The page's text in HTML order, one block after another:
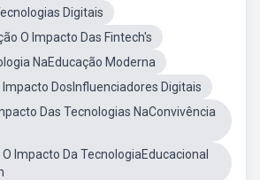
Digitais
O Impacto Das Fintech's
NaEducação Moderna
Impacto DosInfluenciadores Digitais
Das Tecnologias NaConvivência
Impacto Da TecnologiaEducacional